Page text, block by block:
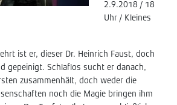
2.9.2018 / 18
Uhr / Kleines
ist er, dieser Dr. Heinrich Faust, doch
gepeinigt. Schlaflos sucht er danach,
zusammenhält, doch weder die
noch die Magie bringen ihm